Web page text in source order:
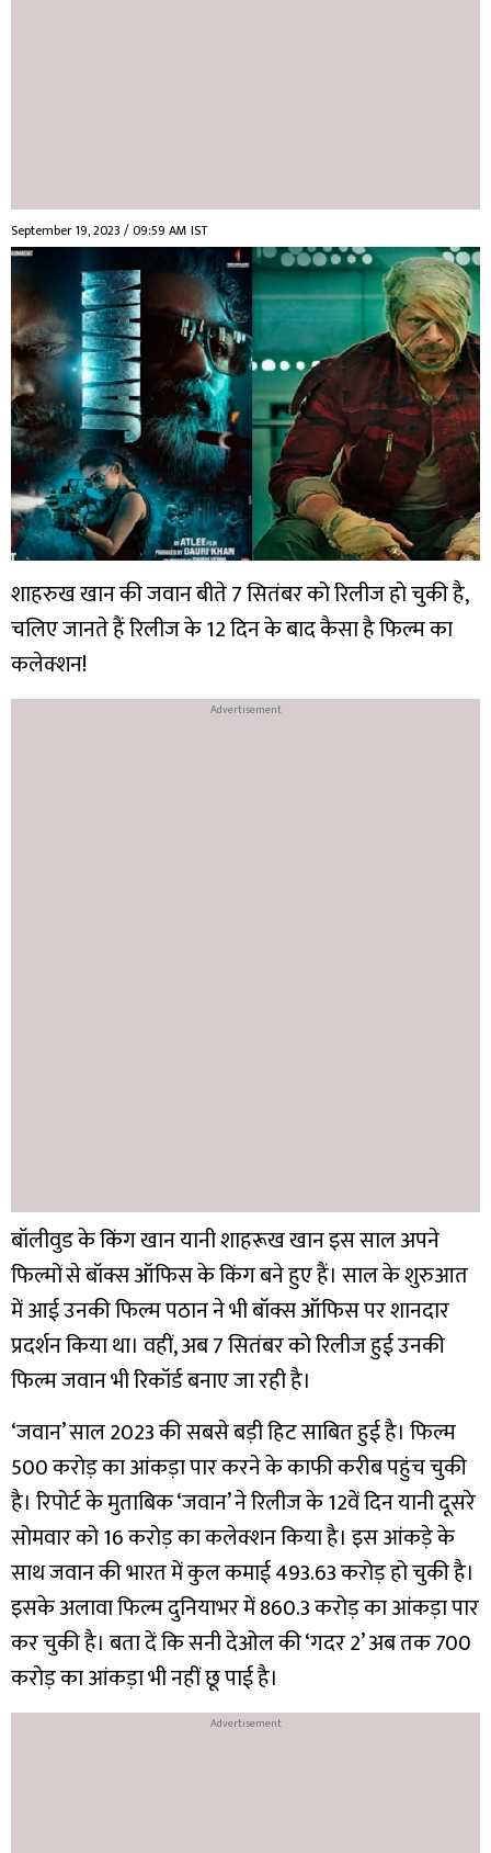
September 19, 2023 / 09:59 AM IST
शाहरुख खान की जवान बीते 7 सितंबर को रिलीज हो चुकी है,
चलिए जानते हैं रिलीज के 12 दिन के बाद कैसा है फिल्म का
कलेक्शन!
बॉलीवुड के किंग खान यानी शाहरूख खान इस साल अपने
फिल्मों से बॉक्स ऑफिस के किंग बने हुए हैं। साल के शुरुआत
में आई उनकी फिल्म पठान ने भी बॉक्स ऑफिस पर शानदार
प्रदर्शन किया था। वहीं, अब 7 सितंबर को रिलीज हुई उनकी
फिल्म जवान भी रिकॉर्ड बनाए जा रही है।
‘जवान’ साल 2023 की सबसे बड़ी हिट साबित हुई है। फिल्म
500 करोड़ का आंकड़ा पार करने के काफी करीब पहुंच चुकी
है। रिपोर्ट के मुताबिक ‘जवान’ ने रिलीज के 12वें दिन यानी दूसरे
सोमवार को 16 करोड़ का कलेक्शन किया है। इस आंकड़े के
साथ जवान की भारत में कुल कमाई 493.63 करोड़ हो चुकी है।
इसके अलावा फिल्म दुनियाभर में 860.3 करोड़ का आंकड़ा पार
कर चुकी है। बता दें कि सनी देओल की ‘गदर 2’ अब तक 700
करोड़ का आंकड़ा भी नहीं छू पाई है।